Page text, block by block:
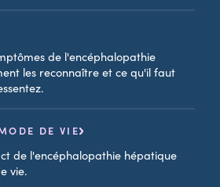
de l'encéphalopathie
les reconnaître et ce qu'il faut
DE VIE
de l'encéphalopathie hépatique
vie.